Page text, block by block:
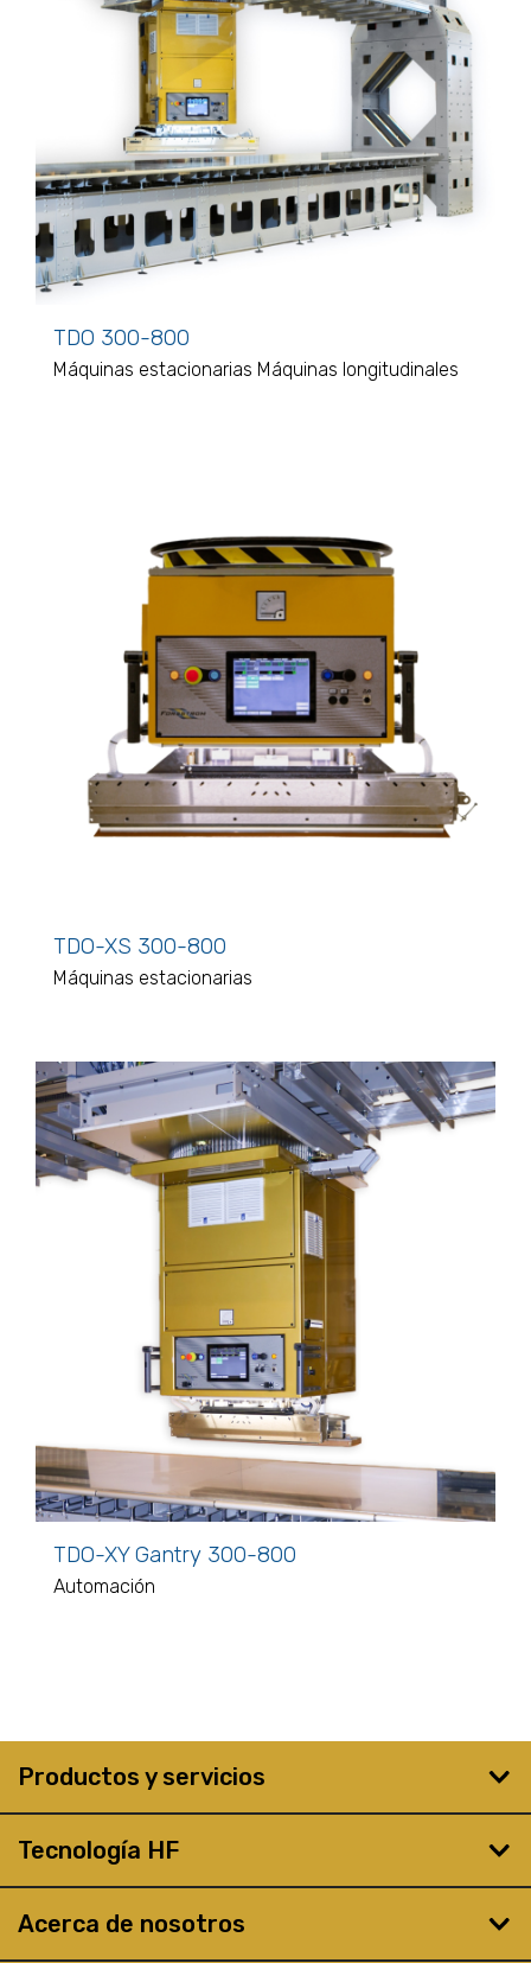
TDO 300-800
Máquinas estacionarias Máquinas longitudinales
TDO-XS 300-800
Máquinas estacionarias
TDO-XY Gantry 300-800
Automación
Productos y servicios
Tecnología HF
Acerca de nosotros